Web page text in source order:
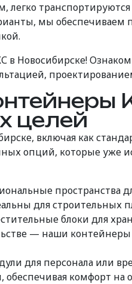
мы
целей
включая как
опций, которые уже
пространства
для строительных
блоки для
— наши
для персонала или
комфорт на